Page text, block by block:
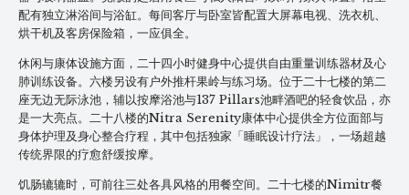
配有独立淋浴间与浴缸。每间客厅与卧室皆配置大屏幕电视、洗衣机、
烘干机及客房保险箱，一应俱全。
休闲与康体设施方面，二十四小时健身中心提供自由重量训练器材及心
肺训练设备。六楼另设有户外推杆果岭与练习场。位于二十七楼的第二
座无边无际泳池，辅以按摩浴池与137 Pillars池畔酒吧的轻食饮品，亦
是一大亮点。二十八楼的Nitra Serenity康体中心提供全方位面部与
身体护理及身心整合疗程，其中包括独家「睡眠设计疗法」，一场超越
传统界限的疗愈舒缓按摩。
饥肠辘辘时，可前往三处各具风格的用餐空间。二十七楼的Nimitr餐